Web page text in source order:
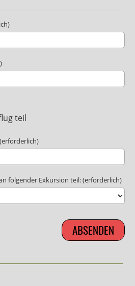
teil
folgender Exkursion teil: (erforderlich)